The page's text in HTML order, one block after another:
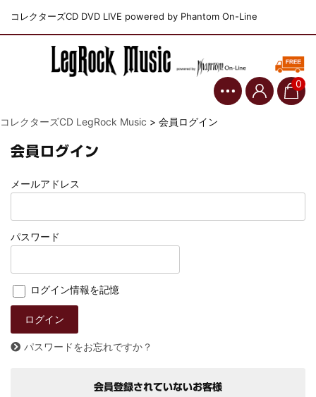
コレクターズCD DVD LIVE powered by Phantom On-Line
0
コレクターズCD LegRock Music > 会員ログイン
会員ログイン
メールアドレス
パスワード
ログイン情報を記憶
パスワードをお忘れですか？
会員登録されていないお客様